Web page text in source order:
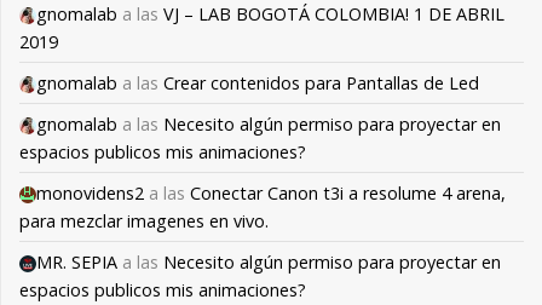
gnomalab a las VJ – LAB BOGOTÁ COLOMBIA! 1 DE ABRIL
2019
gnomalab a las Crear contenidos para Pantallas de Led
gnomalab a las Necesito algún permiso para proyectar en
espacios publicos mis animaciones?
monovidens2 a las Conectar Canon t3i a resolume 4 arena,
para mezclar imagenes en vivo.
MR. SEPIA a las Necesito algún permiso para proyectar en
espacios publicos mis animaciones?